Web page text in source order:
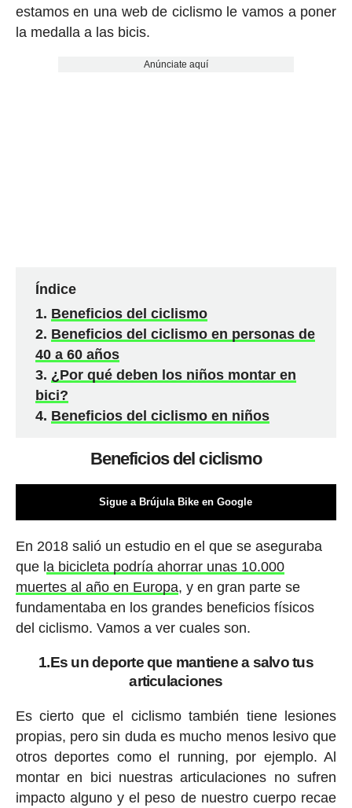
estamos en una web de ciclismo le vamos a poner
la medalla a las bicis.
Anúnciate aquí
Índice
Beneficios del ciclismo
Beneficios del ciclismo en personas de
40 a 60 años
¿Por qué deben los niños montar en
bici?
Beneficios del ciclismo en niños
Beneficios del ciclismo
Sigue a Brújula Bike en Google
En 2018 salió un estudio en el que se aseguraba
que la bicicleta podría ahorrar unas 10.000
muertes al año en Europa, y en gran parte se
fundamentaba en los grandes beneficios físicos
del ciclismo. Vamos a ver cuales son.
1.Es un deporte que mantiene a salvo tus
articulaciones
Es cierto que el ciclismo también tiene lesiones
propias, pero sin duda es mucho menos lesivo que
otros deportes como el running, por ejemplo. Al
montar en bici nuestras articulaciones no sufren
impacto alguno y el peso de nuestro cuerpo recae